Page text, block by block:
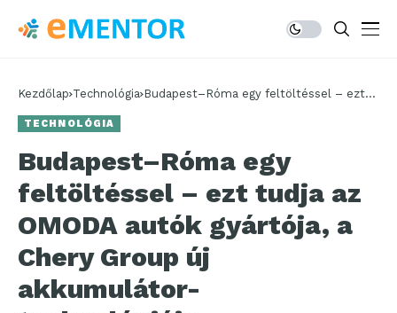
Kezdőlap Technológia Budapest–Róma egy feltöltéssel – ezt
TECHNOLÓGIA
Budapest–Róma egy
feltöltéssel – ezt tudja az
OMODA autók gyártója, a
Chery Group új
akkumulátor-